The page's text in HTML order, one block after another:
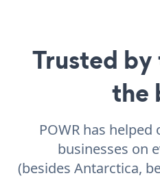
Trusted
the
POWR has
businesses on
(besides Antarctica,